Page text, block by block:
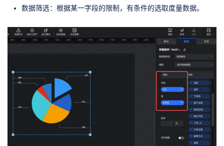
数据筛选：根据某一字段的限制，有条件的选取度量数据。